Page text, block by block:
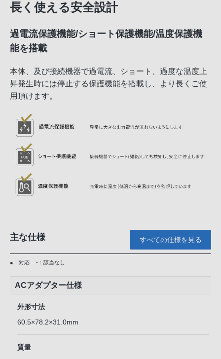
長く使える安全設計
過電流保護機能/ショート保護機能/温度保護機
能を搭載
本体、及び接続機器で過電流、ショート、過度な温度上
昇発生時には停止する保護機能を搭載し、より長くご使
用頂けます。
主な仕様 すべての仕様を見る
●：対応 -：該当なし
ACアダプター仕様
外形寸法
60.5×78.2×31.0mm
質量